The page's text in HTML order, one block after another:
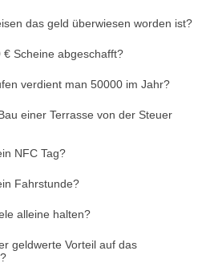
das geld überwiesen worden ist?
Scheine abgeschafft?
verdient man 50000 im Jahr?
einer Terrasse von der Steuer
NFC Tag?
Fahrstunde?
alleine halten?
geldwerte Vorteil auf das